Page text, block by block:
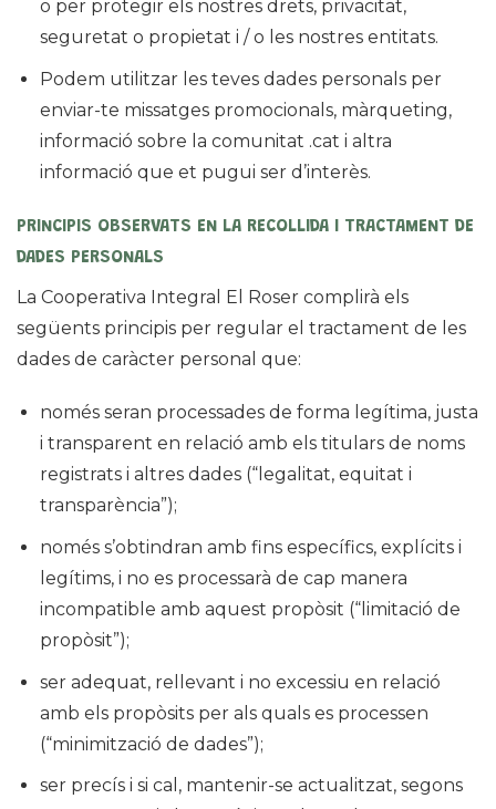
o per protegir els nostres drets, privacitat,
seguretat o propietat i / o les nostres entitats.
Podem utilitzar les teves dades personals per
enviar-te missatges promocionals, màrqueting,
informació sobre la comunitat .cat i altra
informació que et pugui ser d’interès.
PRINCIPIS OBSERVATS EN LA RECOLLIDA I TRACTAMENT DE
DADES PERSONALS
La Cooperativa Integral El Roser complirà els
següents principis per regular el tractament de les
dades de caràcter personal que:
només seran processades de forma legítima, justa
i transparent en relació amb els titulars de noms
registrats i altres dades (“legalitat, equitat i
transparència”);
només s’obtindran amb fins específics, explícits i
legítims, i no es processarà de cap manera
incompatible amb aquest propòsit (“limitació de
propòsit”);
ser adequat, rellevant i no excessiu en relació
amb els propòsits per als quals es processen
(“minimització de dades”);
ser precís i si cal, mantenir-se actualitzat, segons